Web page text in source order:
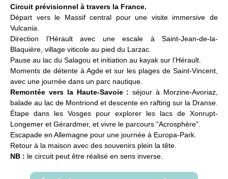
Circuit prévisionnel à travers la France.
Départ vers le Massif central pour une visite immersive de
Vulcania.
Direction l’Hérault avec une escale à Saint-Jean-de-la-
Blaquière, village viticole au pied du Larzac.
Pause au lac du Salagou et initiation au kayak sur l’Hérault.
Moments de détente à Agde et sur les plages de Saint-Vincent,
avec une journée dans un parc nautique.
Remontée vers la Haute-Savoie : séjour à Morzine-Avoriaz,
balade au lac de Montriond et descente en rafting sur la Dranse.
Étape dans les Vosges pour explorer les lacs de Xonrupt-
Longemer et Gérardmer, et vivre le parcours “Acrosphère”.
Escapade en Allemagne pour une journée à Europa-Park.
Retour à la maison avec des souvenirs plein la tête.
NB : le circuit peut être réalisé en sens inverse.